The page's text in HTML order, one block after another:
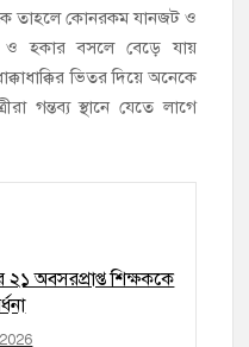
তাহলে কোনরকম যানজট ও
ও হকার বসলে বেড়ে যায়
ভিতর দিয়ে অনেকে
গন্তব্য স্থানে যেতে লাগে
২১ অবসরপ্রাপ্ত শিক্ষককে